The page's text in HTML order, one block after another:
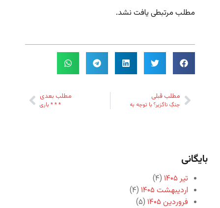
مطلب مرتبطی یافت نشد.
مطلب قبلی
جنگِ ناگزیر؟ با توجه به
مطلب بعدی
* * * باری
بایگانی
تیر ۱۴۰۵
(۴)
اردیبهشت ۱۴۰۵
(۴)
فروردین ۱۴۰۵
(۵)